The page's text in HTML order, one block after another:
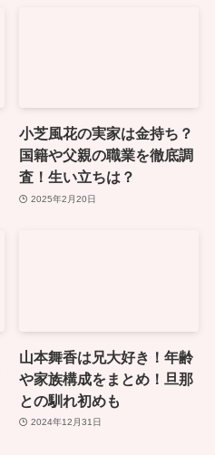
小芝風花の実家は金持ち？
国籍や父親の職業を徹底調
査！生い立ちは？
2025年2月20日
山本舞香は兄大好き！年齢
や家族構成をまとめ！旦那
との馴れ初めも
2024年12月31日